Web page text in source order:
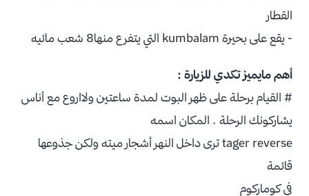
القطار
- يقع على بحيرة kumbalam التي يتفرع منها8 شعب مائيه
أهم مايميز تكدي للزيارة :
# القيام برحلة على ظهر البوت لمدة ساعتين ولااروع مع أناس
يشاركونك الرحلة . المكان اسمه
tager reverse ترى داخل النهر أشجار ميته ولكن جذوعها
قائمة
في كوماركوم